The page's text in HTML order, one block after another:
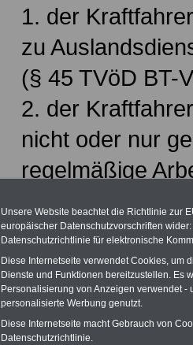
1. der
zu
(§ 45 TVöD BT-
2. der
nicht oder nur
regelmäßige
Ein Kraftfahrer/
dann nicht nur
regelmäßige
Unsere Website beachtet die Richtlinie zur
europäischer Datenschutzvorschriften
Datenschutzrichtlinie für elektronische
Diese Internetseite verwendet Cookies, um
Dienste und Funktionen bereitzustellen. Es
Personalisierung von Anzeigen verwendet
personalisierte Werbung genutzt.
Diese Internetseite macht Gebrauch von
Datenschutzrichtlinie.